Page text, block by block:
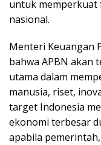
untuk memperkuat
nasional.
Menteri Keuangan
bahwa APBN akan
utama dalam
manusia, riset,
target Indonesia
ekonomi terbesar
apabila